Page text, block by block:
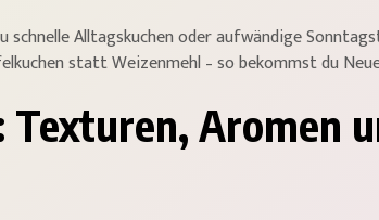
schnelle Alltagskuchen oder aufwändige
statt Weizenmehl – so bekommst du
Aromen